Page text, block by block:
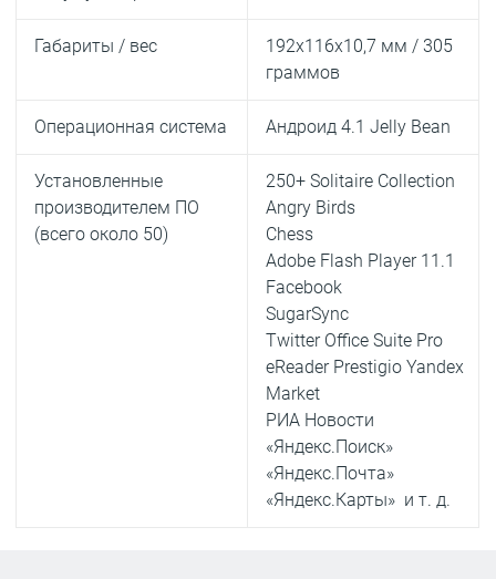
Габариты / вес
192х116х10,7 мм / 305
граммов
Операционная система Андроид 4.1 Jelly Bean
Установленные
производителем ПО
(всего около 50)
250+ Solitaire Collection
Angry Birds
Chess
Adobe Flash Player 11.1
Facebook
SugarSync
Twitter Office Suite Pro
eReader Prestigio Yandex
Market
РИА Новости
«Яндекс.Поиск»
«Яндекс.Почта»
«Яндекс.Карты» и т. д.